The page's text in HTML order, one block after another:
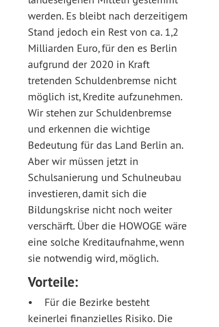
werden. Es bleibt nach derzeitigem
Stand jedoch ein Rest von ca. 1,2
Milliarden Euro, für den es Berlin
aufgrund der 2020 in Kraft
tretenden Schuldenbremse nicht
möglich ist, Kredite aufzunehmen.
Wir stehen zur Schuldenbremse
und erkennen die wichtige
Bedeutung für das Land Berlin an.
Aber wir müssen jetzt in
Schulsanierung und Schulneubau
investieren, damit sich die
Bildungskrise nicht noch weiter
verschärft. Über die HOWOGE wäre
eine solche Kreditaufnahme, wenn
sie notwendig wird, möglich.
Vorteile:
• Für die Bezirke besteht
keinerlei finanzielles Risiko. Die